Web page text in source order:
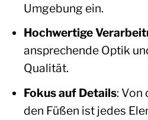
Umgebung ein.
Hochwertige
ansprechende Optik
Qualität.
Fokus auf Details: Von
den Füßen ist jedes